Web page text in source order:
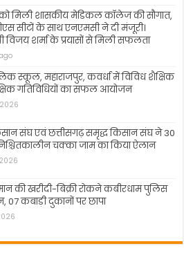
मिली शासकीय मेडिकल कॉलेज की सौगात,
सीटों के साथ एनएमसी ने दी मंजूरी।
विजय शर्मा के प्रयासों से मिली सफलता
स्कूल, महाराजपुर, कवर्धा में विविध शैक्षिक
गतिविधियों का सफल आयोजन
संघ एवं छत्तीसगढ़ समृद्ध किसान संघ ने 30
चक्का जाम का किया ऐलान
की खरीदी-बिक्री रोकने कबीरधाम पुलिस
07 कबाड़ी दुकानों पर छापा